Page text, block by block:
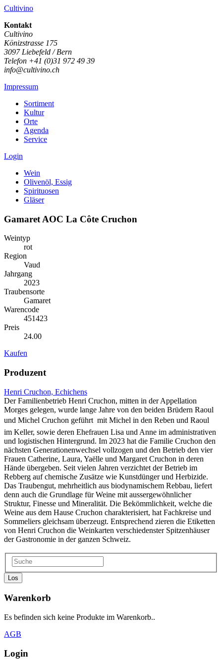
Cultivino
Kontakt
Cultivino
Könizstrasse 175
3097 Liebefeld / Bern
Telefon +41 (0)31 972 49 39
info@cultivino.ch
Impressum
Sortiment
Kultur
Orte
Agenda
Service
Login
Wein
Olivenöl, Essig
Spirituosen
Gläser
Gamaret AOC La Côte Cruchon
Weintyp
rot
Region
Vaud
Jahrgang
2023
Traubensorte
Gamaret
Warencode
451423
Preis
24.00
Kaufen
Produzent
Henri Cruchon, Echichens
Der Familienbetrieb Henri Cruchon, mitten in der Appellation
Morges gelegen, wurde lange Jahre von den beiden Brüdern Raoul
und Michel Cruchon geführt  mit Michel in den Reben und Raoul
im Keller, sowie deren Ehefrauen Lisa und Anne im administrativen
und logistischen Hintergrund. Im 2023 hat die Familie Cruchon den
nächsten Generationenwechsel vollzogen und den Betrieb den vier
Frauen Catherine, Laura, Yaëlle und Margaret Cruchon in deren
Hände übergeben. Seit vielen Jahren verzichtet der Betrieb im
Rebberg auf chemische Zusätze wie Kunstdünger und Herbizide.
Das Traubengut, mehrheitlich aus biodynamischem Rebbau, liefert
denn auch die Grundlage für Weine mit aussergewöhnlicher
Struktur, Finesse und Mineralität. Die Bekömmlichkeit, welche die
Weine aus dem Hause Cruchon charakterisiert, hat Fachkreise und
Sommeliers gleichsam überzeugt. Entsprechend zieren die Etiketten
von Henri Cruchon die Weinkarten verschiedenster Spitzenhäuser
der Gastronomie in der ganzen Schweiz.
Los
Warenkorb
Es befinden sich keine Produkte im Warenkorb..
AGB
Login